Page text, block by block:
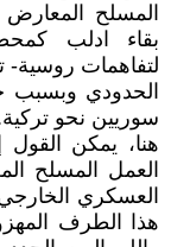
المسلح المعارض
بقاء ادلب
لتفاهمات
الحدودي وبسبب
سوريين نحو
هنا، يمكن
العمل المسلح
العسكري
هذا الطرف